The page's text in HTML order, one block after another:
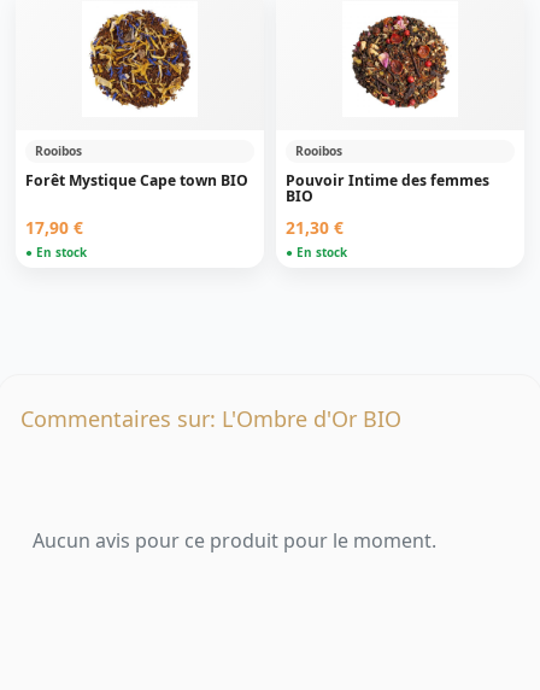
Rooibos
Forêt Mystique Cape town BIO
17,90 €
● En stock
Rooibos
Pouvoir Intime des femmes
BIO
21,30 €
● En stock
Commentaires sur: L'Ombre d'Or BIO
Aucun avis pour ce produit pour le moment.